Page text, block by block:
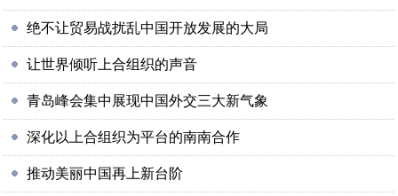
绝不让贸易战扰乱中国开放发展的大局
让世界倾听上合组织的声音
青岛峰会集中展现中国外交三大新气象
深化以上合组织为平台的南南合作
推动美丽中国再上新台阶